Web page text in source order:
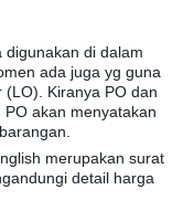
digunakan di dalam
ada juga yg guna
(LO). Kiranya PO dan
akan menyatakan
merupakan surat
detail harga